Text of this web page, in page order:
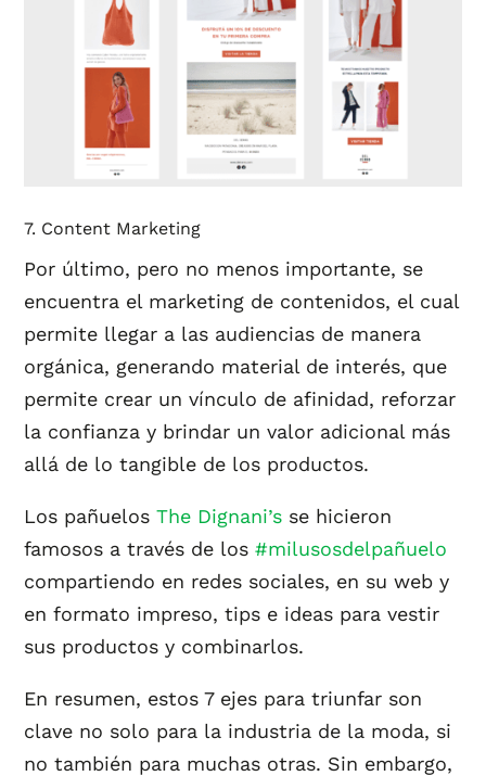
7. Content Marketing
Por último, pero no menos importante, se
encuentra el marketing de contenidos, el cual
permite llegar a las audiencias de manera
orgánica, generando material de interés, que
permite crear un vínculo de afinidad, reforzar
la confianza y brindar un valor adicional más
allá de lo tangible de los productos.
Los pañuelosThe Dignani’s se hicieron
famosos a través de los#milusosdelpañuelo
compartiendo en redes sociales, en su web y
en formato impreso, tips e ideas para vestir
sus productos y combinarlos.
En resumen, estos 7 ejes para triunfar son
clave no solo para la industria de la moda, si
no también para muchas otras. Sin embargo,